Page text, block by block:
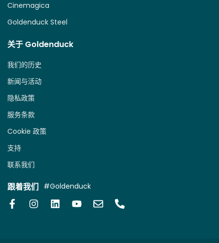
Cinemagica
Goldenduck Steel
关于 Goldenduck
我们的历史
新闻与活动
隐私政策
服务条款
Cookie 政策
支持
联系我们
跟着我们 #Goldenduck